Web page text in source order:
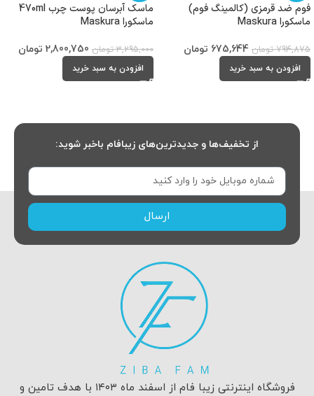
فوم ضد قرمزی (کالمینگ فوم)
ماسکورا Maskura
794,875 تومان 675,644 تومان
افزودن به سبد خرید
ماسک آبرسان پوست چرب 470ml
ماسکورا Maskura
3,295,000 تومان 2,800,750 تومان
افزودن به سبد خرید
از تخفیف‌ها و جدیدترین‌های زیبافام باخبر شوید:
ارسال
فروشگاه اینترنتی زیبا فام از اسفند ماه ۱۴۰۳ با هدف تامین و